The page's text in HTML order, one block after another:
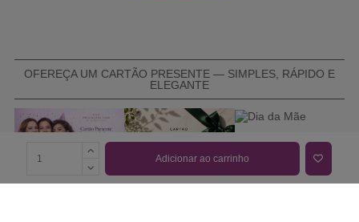
Adicionar ao carrinho
OFEREÇA UM CARTÃO PRESENTE — SIMPLES, RÁPIDO E
ELEGANTE